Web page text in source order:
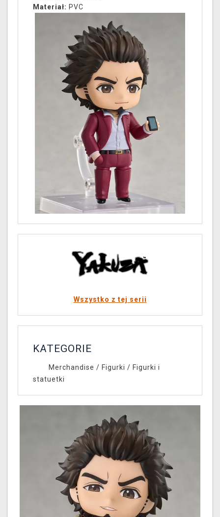
Materiał: PVC
Wszystko z tej serii
KATEGORIE
Merchandise / Figurki / Figurki i
statuetki